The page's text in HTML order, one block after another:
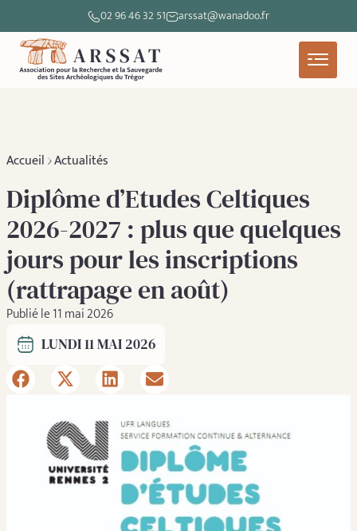
02 96 46 32 51 arssat@wanadoo.fr
Accueil Actualités
Diplôme d’Etudes Celtiques
2026-2027 : plus que quelques
jours pour les inscriptions
(rattrapage en août)
Publié le 11 mai 2026
LUNDI 11 MAI 2026